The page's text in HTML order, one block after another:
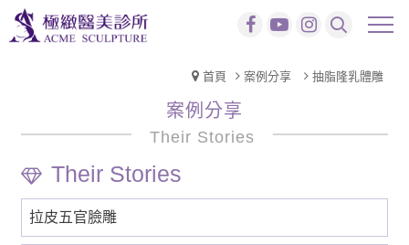
首頁 案例分享 抽脂隆乳體雕
案例分享
Their Stories
拉皮五官臉雕